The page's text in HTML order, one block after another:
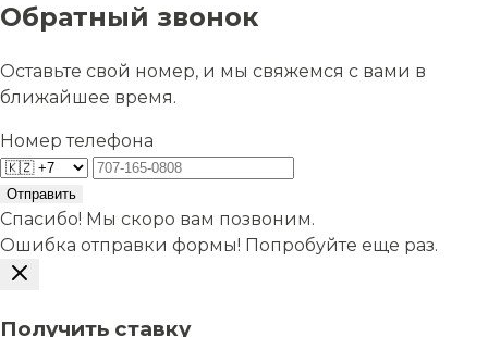
Обратный звонок
Оставьте свой номер, и мы свяжемся с вами в
ближайшее время.
Номер телефона
Отправить
Спасибо! Мы скоро вам позвоним.
Ошибка отправки формы! Попробуйте еще раз.
Получить ставку